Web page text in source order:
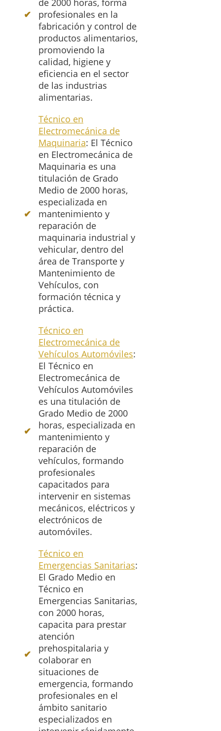
de 2000 horas, forma
profesionales en la
fabricación y control de
productos alimentarios,
promoviendo la
calidad, higiene y
eficiencia en el sector
de las industrias
alimentarias.
Técnico en
Electromecánica de
Maquinaria: El Técnico
en Electromecánica de
Maquinaria es una
titulación de Grado
Medio de 2000 horas,
especializada en
mantenimiento y
reparación de
maquinaria industrial y
vehicular, dentro del
área de Transporte y
Mantenimiento de
Vehículos, con
formación técnica y
práctica.
Técnico en
Electromecánica de
Vehículos Automóviles:
El Técnico en
Electromecánica de
Vehículos Automóviles
es una titulación de
Grado Medio de 2000
horas, especializada en
mantenimiento y
reparación de
vehículos, formando
profesionales
capacitados para
intervenir en sistemas
mecánicos, eléctricos y
electrónicos de
automóviles.
Técnico en
Emergencias Sanitarias:
El Grado Medio en
Técnico en
Emergencias Sanitarias,
con 2000 horas,
capacita para prestar
atención
prehospitalaria y
colaborar en
situaciones de
emergencia, formando
profesionales en el
ámbito sanitario
especializados en